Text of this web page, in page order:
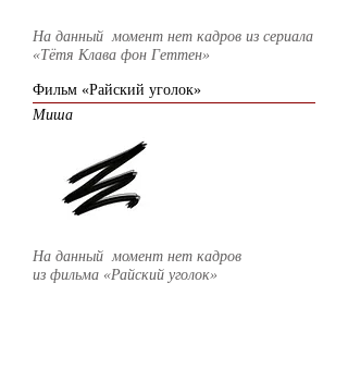
На данный момент нет кадров из сериала
«Тётя Клава фон Геттен»
Фильм «Райский уголок»
Миша
На данный момент нет кадров
из фильма «Райский уголок»